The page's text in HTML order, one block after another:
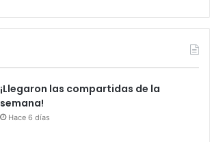
¡Llegaron las compartidas de la
semana!
Hace 6 días